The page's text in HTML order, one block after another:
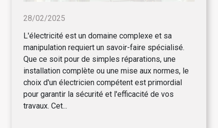
28/02/2025
L'électricité est un domaine complexe et sa
manipulation requiert un savoir-faire spécialisé.
Que ce soit pour de simples réparations, une
installation complète ou une mise aux normes, le
choix d'un électricien compétent est primordial
pour garantir la sécurité et l'efficacité de vos
travaux. Cet...